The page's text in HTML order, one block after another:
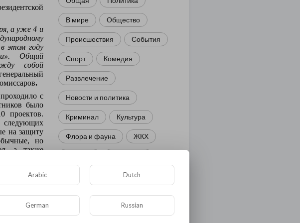
а уже 4 и
этом году
Общий
собой
.
с
было
проектов.
следующих
на защиту
но
а также
особое
В мире Общество
Происшествия События
Спорт Комедия
Развлечение
Новости и политика
Криминал Культура
Флора и фауна ЖКХ
Наука и образование
Религия Экономика
Arabic Dutch
German Russian